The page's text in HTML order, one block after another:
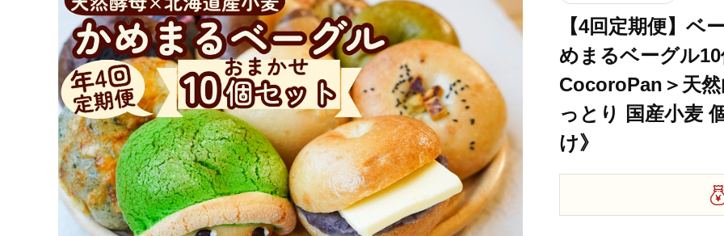
【4回定期便】ベ
めまるベーグル
CocoroPan＞天
っとり 国産小麦
け》